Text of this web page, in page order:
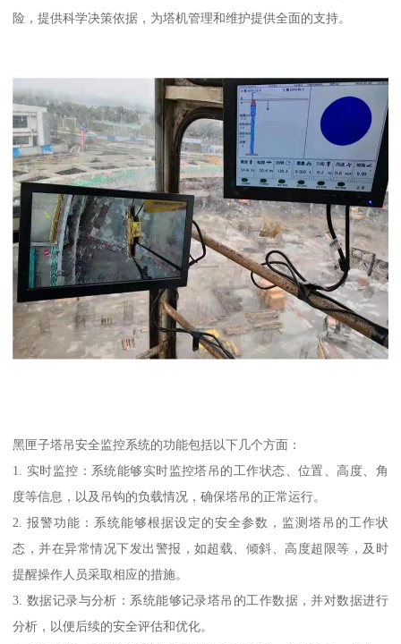
险，提供科学决策依据，为塔机管理和维护提供全面的支持。
黑匣子塔吊安全监控系统的功能包括以下几个方面：
1. 实时监控：系统能够实时监控塔吊的工作状态、位置、高度、角
度等信息，以及吊钩的负载情况，确保塔吊的正常运行。
2. 报警功能：系统能够根据设定的安全参数，监测塔吊的工作状
态，并在异常情况下发出警报，如超载、倾斜、高度超限等，及时
提醒操作人员采取相应的措施。
3. 数据记录与分析：系统能够记录塔吊的工作数据，并对数据进行
分析，以便后续的安全评估和优化。